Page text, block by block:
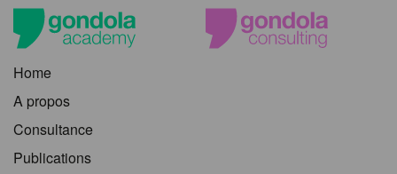
Home
A propos
Consultance
Publications